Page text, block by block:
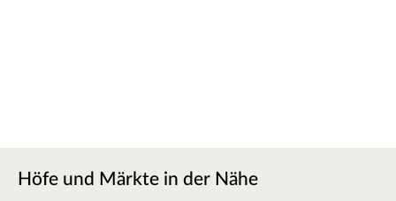
Höfe und Märkte in der Nähe